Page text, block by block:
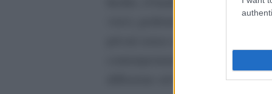
visivi, performativi e creativi,
contemporanea anche nei
diffusione sul territorio nazionale.